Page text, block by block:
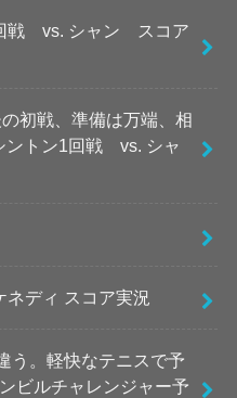
戦 vs. シャン スコア
初戦、準備は万端、相
ントン1回戦 vs. シャ
ネディ スコア実況
う。軽快なテニスで予
ビルチャレンジャー予